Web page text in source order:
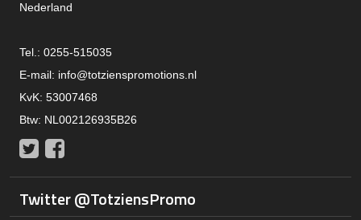
Nederland
Tel.: 0255-515035
E-mail: info@totzienspromotions.nl
KvK: 53007468
Btw: NL002126935B26
Twitter
Twitter @TotziensPromo